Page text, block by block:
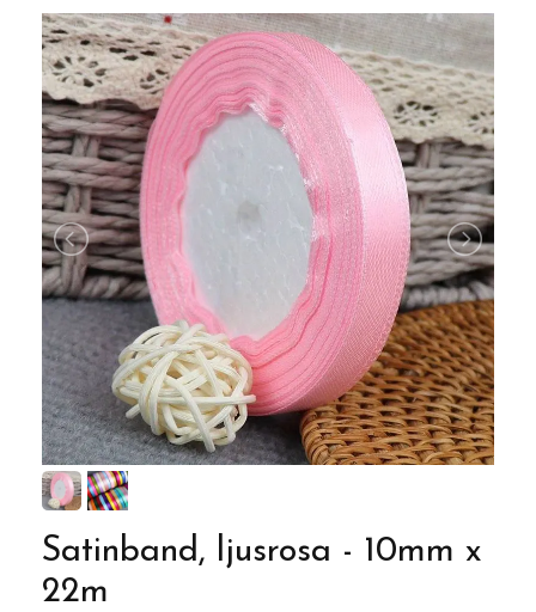
Satinband, ljusrosa - 10mm x
22m